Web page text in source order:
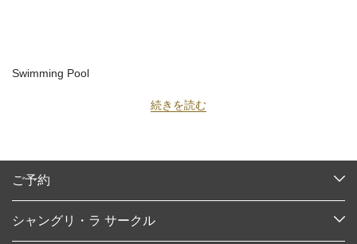
Swimming Pool
続きを読む
ご予約
ご予約の検索
シャングリ・ラ サークル